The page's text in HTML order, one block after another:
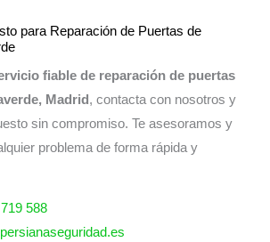
para Reparación de Puertas de
fiable de reparación de puertas
Madrid , contacta con nosotros y
sin compromiso. Te asesoramos y
problema de forma rápida y
588